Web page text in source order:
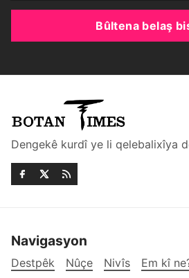
Bûltena belaş
Dengekê kurdî ye li qelebalixîya
Navigasyon
Destpêk Nûçe Nivîs Em kî